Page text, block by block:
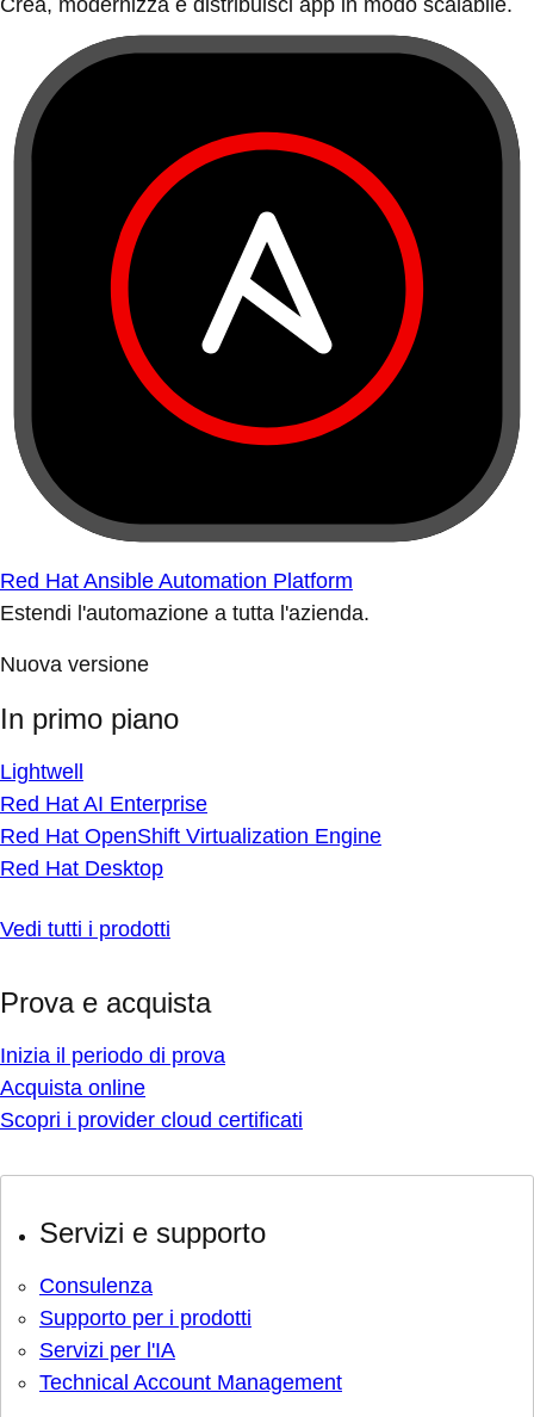
Crea, modernizza e distribuisci app in modo scalabile.
Red Hat Ansible Automation Platform
Estendi l'automazione a tutta l'azienda.
Nuova versione
In primo piano
Lightwell
Red Hat AI Enterprise
Red Hat OpenShift Virtualization Engine
Red Hat Desktop
Vedi tutti i prodotti
Prova e acquista
Inizia il periodo di prova
Acquista online
Scopri i provider cloud certificati
Servizi e supporto
Consulenza
Supporto per i prodotti
Servizi per l'IA
Technical Account Management